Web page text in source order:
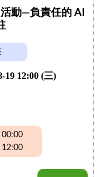
動—負責任的 AI
19 12:00 (三)
00:00
12:00